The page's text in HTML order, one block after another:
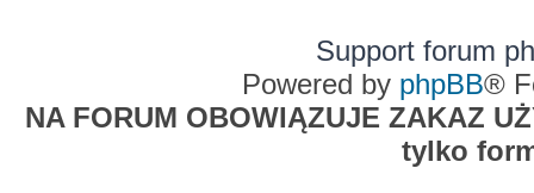
Support forum
Powered by phpBB®
NA FORUM OBOWIĄZUJE ZAKAZ
tylko